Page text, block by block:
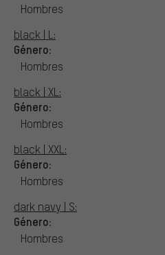
Hombres
black | L:
Género:
Hombres
black | XL:
Género:
Hombres
black | XXL:
Género:
Hombres
dark navy | S:
Género:
Hombres